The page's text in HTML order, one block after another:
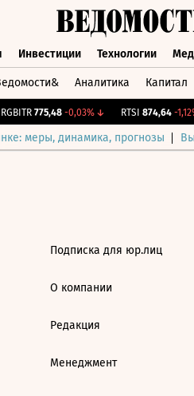
Инвестиции Технологии
Аналитика Капитал
RGBITR 775,48 -0,03%↓ RTSI 874,64 -1,12%
меры, динамика, прогнозы
Подписка для юр.лиц
О компании
Редакция
Менеджмент